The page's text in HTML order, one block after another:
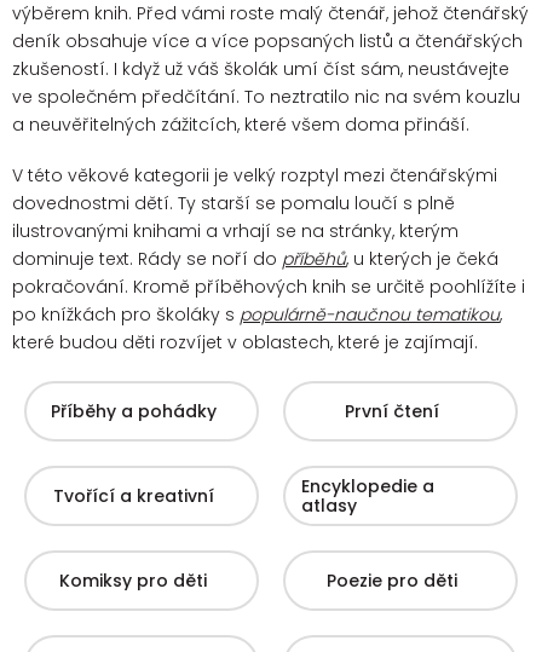
výběrem knih. Před vámi roste malý čtenář, jehož čtenářský
deník obsahuje více a více popsaných listů a čtenářských
zkušeností. I když už váš školák umí číst sám, neustávejte
ve společném předčítání. To neztratilo nic na svém kouzlu
a neuvěřitelných zážitcích, které všem doma přináší.
V této věkové kategorii je velký rozptyl mezi čtenářskými
dovednostmi dětí. Ty starší se pomalu loučí s plně
ilustrovanými knihami a vrhají se na stránky, kterým
dominuje text. Rády se noří do příběhů, u kterých je čeká
pokračování. Kromě příběhových knih se určitě poohlížíte i
po knížkách pro školáky s populárně-naučnou tematikou,
které budou děti rozvíjet v oblastech, které je zajímají.
Příběhy a pohádky První čtení
Tvořící a kreativní
Encyklopedie a
atlasy
Komiksy pro děti Poezie pro děti